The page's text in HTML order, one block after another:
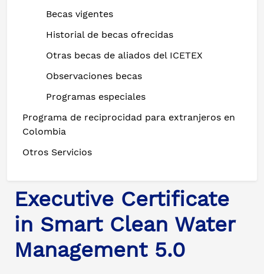
Becas vigentes
Historial de becas ofrecidas
Otras becas de aliados del ICETEX
Observaciones becas
Programas especiales
Programa de reciprocidad para extranjeros en
Colombia
Otros Servicios
Executive Certificate
in Smart Clean Water
Management 5.0